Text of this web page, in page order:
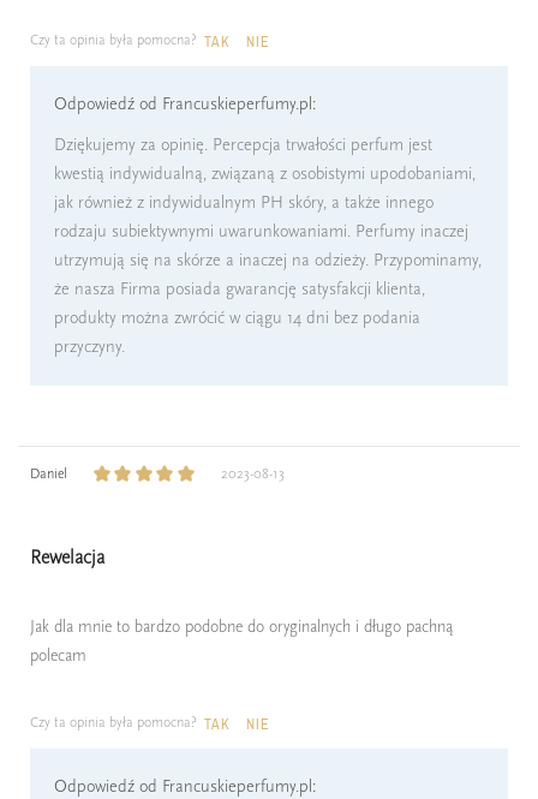
Czy ta opinia była pomocna? TAK NIE
Odpowiedź od Francuskieperfumy.pl:
Dziękujemy za opinię. Percepcja trwałości perfum jest
kwestią indywidualną, związaną z osobistymi upodobaniami,
jak również z indywidualnym PH skóry, a także innego
rodzaju subiektywnymi uwarunkowaniami. Perfumy inaczej
utrzymują się na skórze a inaczej na odzieży. Przypominamy,
że nasza Firma posiada gwarancję satysfakcji klienta,
produkty można zwrócić w ciągu 14 dni bez podania
przyczyny.
Daniel 2023-08-13
Rewelacja
Jak dla mnie to bardzo podobne do oryginalnych i długo pachną
polecam
Czy ta opinia była pomocna? TAK NIE
Odpowiedź od Francuskieperfumy.pl: